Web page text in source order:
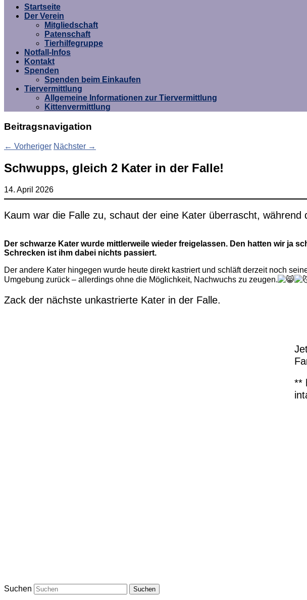
Startseite
Der Verein
Mitgliedschaft
Patenschaft
Tierhilfegruppe
Notfall-Infos
Kontakt
Spenden
Spenden beim Einkaufen
Tiervermittlung
Allgemeine Informationen zur Tiervermittlung
Kittenvermittlung
Beitragsnavigation
← Vorheriger Nächster →
Schwupps, gleich 2 Kater in der Falle!
14. April 2026
Kaum war die Falle zu, schaut der eine Kater überrascht, während
Der schwarze Kater wurde mittlerweile wieder freigelassen. Den hatten wir ja
Schrecken ist ihm dabei nichts passiert.
Der andere Kater hingegen wurde heute direkt kastriert und schläft derzeit noch
Umgebung zurück – allerdings ohne die Möglichkeit, Nachwuchs zu zeugen.
Zack der nächste unkastrierte Kater in der Falle.
**
Suchen